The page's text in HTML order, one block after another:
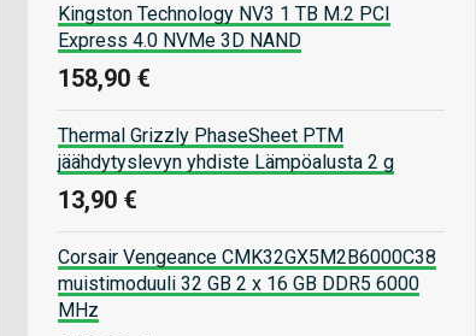
Kingston Technology NV3 1 TB M.2 PCI
Express 4.0 NVMe 3D NAND
158,90 €
Thermal Grizzly PhaseSheet PTM
jäähdytyslevyn yhdiste Lämpöalusta 2 g
13,90 €
Corsair Vengeance CMK32GX5M2B6000C38
muistimoduuli 32 GB 2 x 16 GB DDR5 6000
MHz